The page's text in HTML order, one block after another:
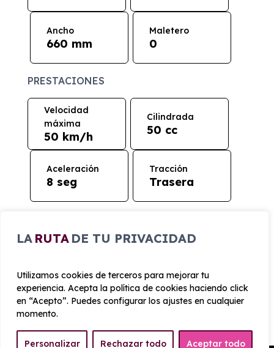
LA RUTA DE TU PRIVACIDAD
Utilizamos cookies de terceros para mejorar tu
experiencia. Acepta la política de cookies haciendo click
en “Acepto”. Puedes configurar los ajustes en cualquier
momento.
Personalizar Rechazar todo Aceptar todo
Ancho
660 mm
Maletero
0
PRESTACIONES
Velocidad
máxima
50 km/h
Cilindrada
50 cc
Aceleración
8 seg
Tracción
Trasera
63 g/km